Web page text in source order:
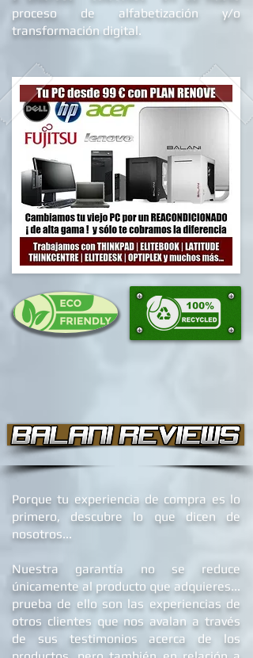
académico y/o profesional, destinadas
a diversos colectivos en su nuevo
proceso de alfabetizació
Porque tu experiencia de compra es lo
primero, descubre lo que dicen de
nosotros...
Nuestra garantía no se reduce
únicamente al producto que adquieres...
prueba de ello son las experiencias de
otros clientes que nos avalan a través